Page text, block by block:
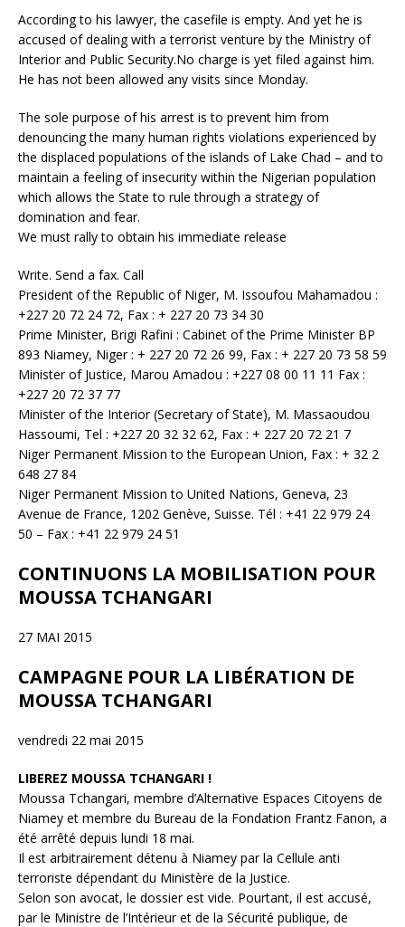
According to his lawyer, the casefile is empty. And yet he is
accused of dealing with a terrorist venture by the Ministry of
Interior and Public Security.No charge is yet filed against him.
He has not been allowed any visits since Monday.
The sole purpose of his arrest is to prevent him from
denouncing the many human rights violations experienced by
the displaced populations of the islands of Lake Chad – and to
maintain a feeling of insecurity within the Nigerian population
which allows the State to rule through a strategy of
domination and fear.
We must rally to obtain his immediate release
Write. Send a fax. Call
President of the Republic of Niger, M. Issoufou Mahamadou :
+227 20 72 24 72, Fax : + 227 20 73 34 30
Prime Minister, Brigi Rafini : Cabinet of the Prime Minister BP
893 Niamey, Niger : + 227 20 72 26 99, Fax : + 227 20 73 58 59
Minister of Justice, Marou Amadou : +227 08 00 11 11 Fax :
+227 20 72 37 77
Minister of the Interior (Secretary of State), M. Massaoudou
Hassoumi, Tel : +227 20 32 32 62, Fax : + 227 20 72 21 7
Niger Permanent Mission to the European Union, Fax : + 32 2
648 27 84
Niger Permanent Mission to United Nations, Geneva, 23
Avenue de France, 1202 Genève, Suisse. Tél : +41 22 979 24
50 – Fax : +41 22 979 24 51
CONTINUONS LA MOBILISATION POUR
MOUSSA TCHANGARI
27 MAI 2015
CAMPAGNE POUR LA LIBÉRATION DE
MOUSSA TCHANGARI
vendredi 22 mai 2015
LIBEREZ MOUSSA TCHANGARI !
Moussa Tchangari, membre d’Alternative Espaces Citoyens de
Niamey et membre du Bureau de la Fondation Frantz Fanon, a
été arrêté depuis lundi 18 mai.
Il est arbitrairement détenu à Niamey par la Cellule anti
terroriste dépendant du Ministère de la Justice.
Selon son avocat, le dossier est vide. Pourtant, il est accusé,
par le Ministre de l’Intérieur et de la Sécurité publique, de